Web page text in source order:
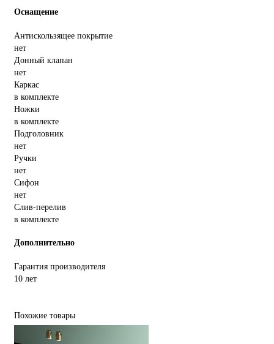
Оснащение
Антискользящее покрытие
нет
Донный клапан
нет
Каркас
в комплекте
Ножки
в комплекте
Подголовник
нет
Ручки
нет
Сифон
нет
Слив-перелив
в комплекте
Дополнительно
Гарантия производителя
10 лет
Похожие товары